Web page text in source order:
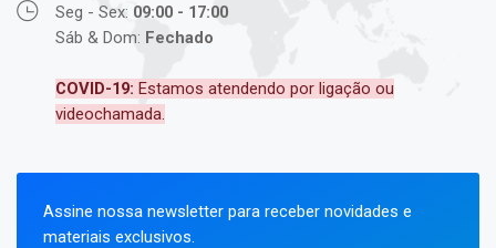
Seg - Sex: 09:00 - 17:00
Sáb & Dom: Fechado
COVID-19: Estamos atendendo por ligação ou
videochamada.
Assine nossa newsletter para receber novidades e
materiais exclusivos.